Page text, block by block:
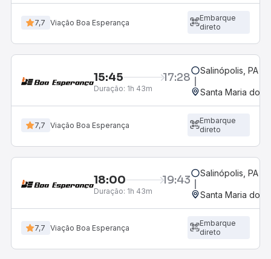
7,7 Viação Boa Esperança
Embarque
direto
15:45 17:28
Duração: 1h 43m
Salinópolis, PA
Santa Maria do
7,7 Viação Boa Esperança
Embarque
direto
18:00 19:43
Duração: 1h 43m
Salinópolis, PA
Santa Maria do
7,7 Viação Boa Esperança
Embarque
direto